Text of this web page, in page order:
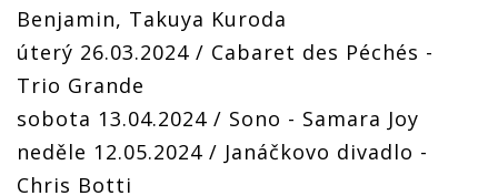
Benjamin, Takuya Kuroda
úterý 26.03.2024 / Cabaret des Péchés -
Trio Grande
sobota 13.04.2024 / Sono - Samara Joy
neděle 12.05.2024 / Janáčkovo divadlo -
Chris Botti